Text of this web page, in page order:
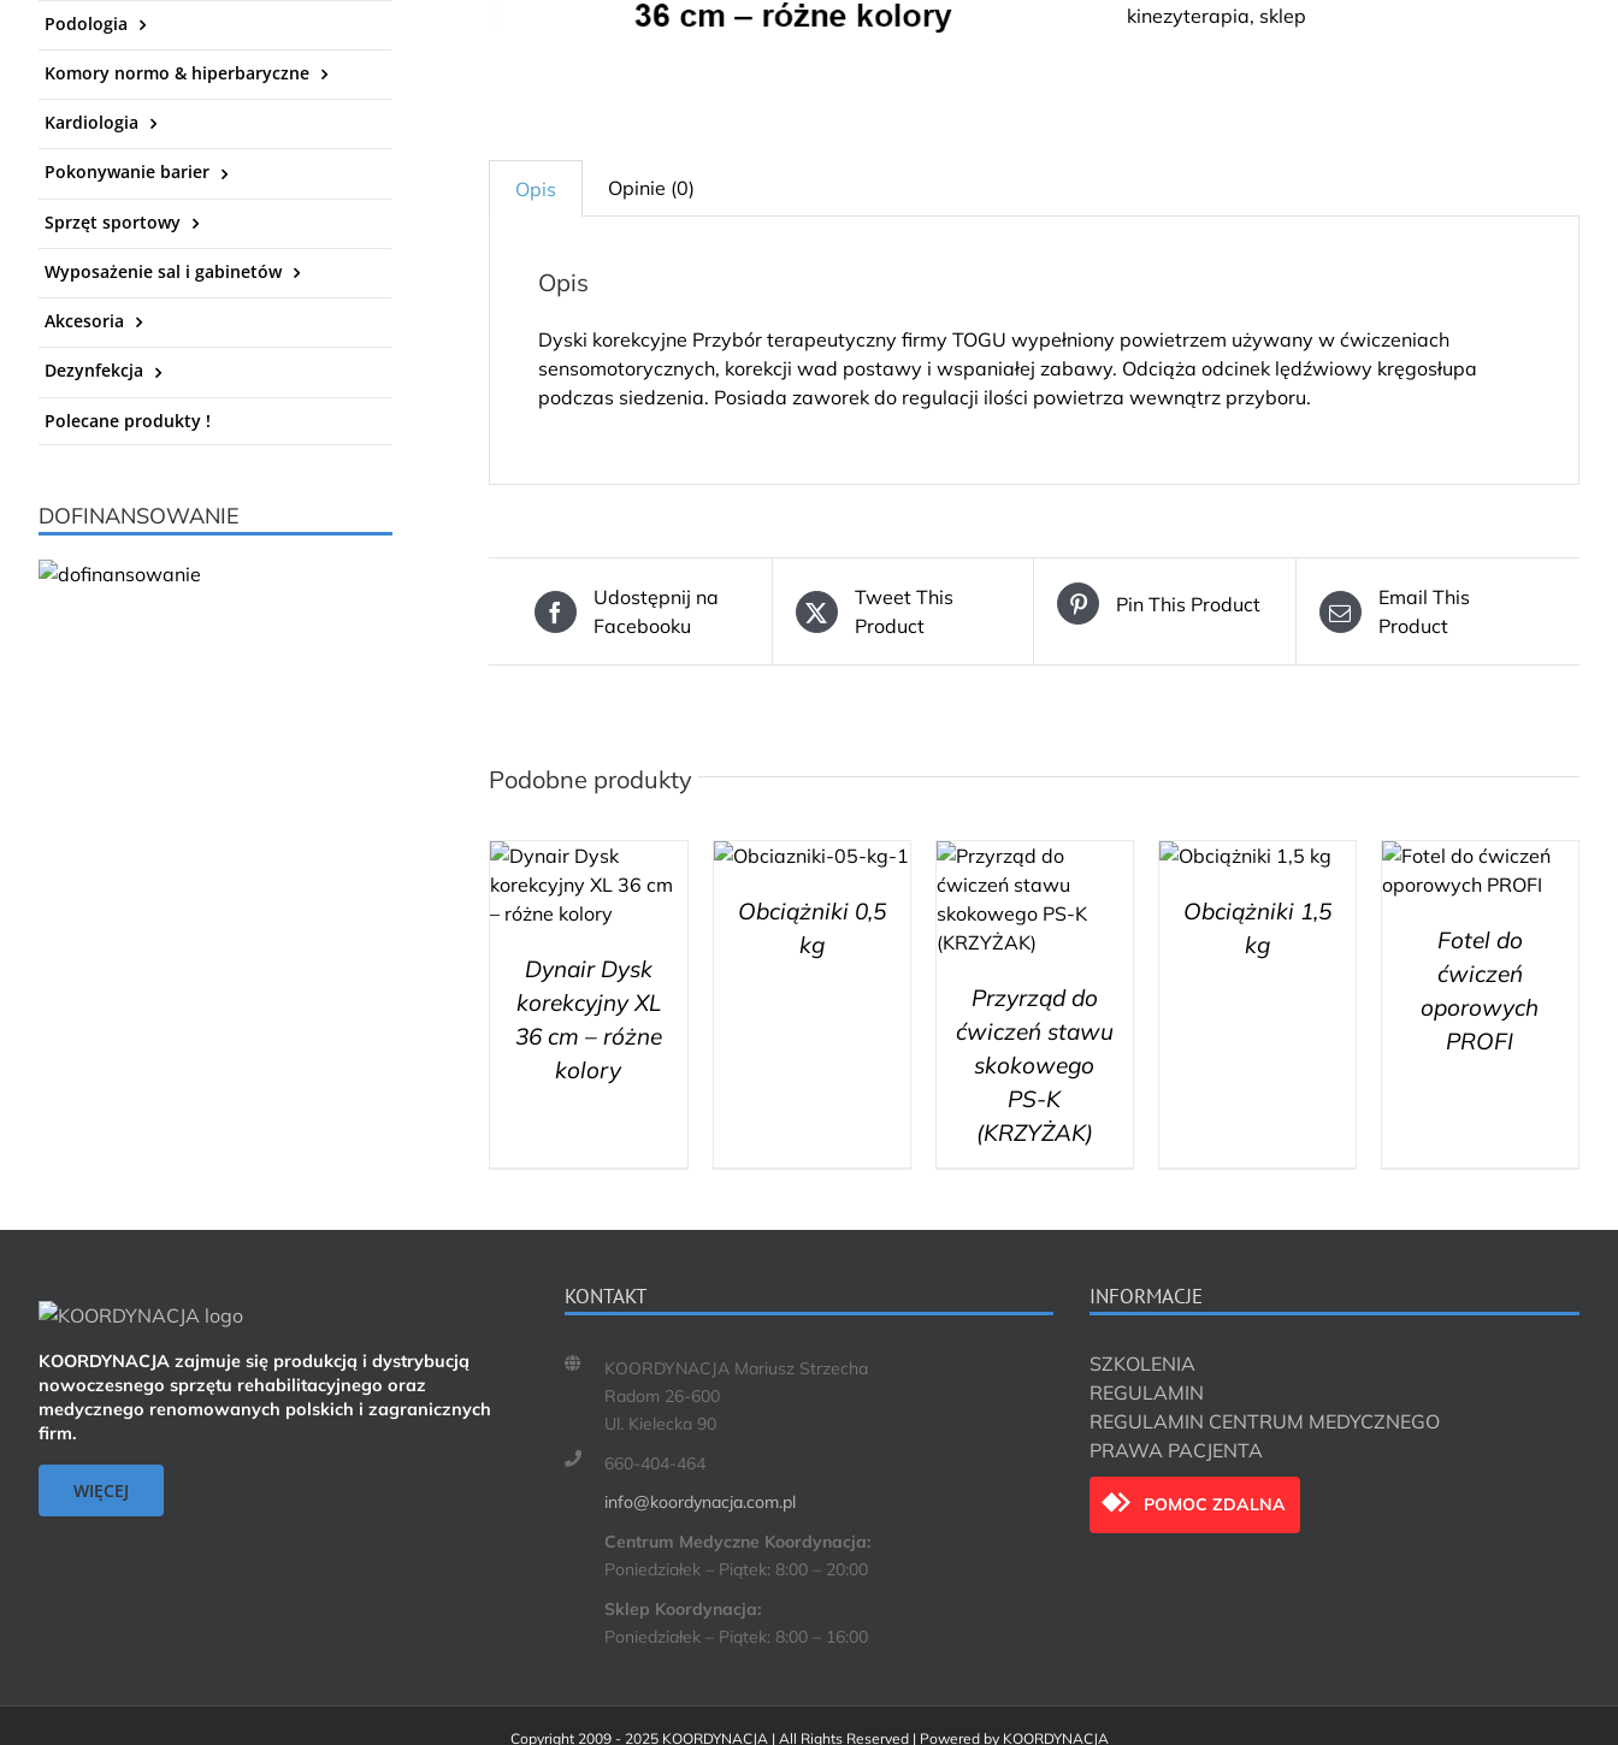
kinezyterapia, sklep
Opis Opinie (0)
Opis
Dyski korekcyjne Przybór terapeutyczny firmy TOGU wypełniony powietrzem używany w ćwiczeniach
sensomotorycznych, korekcji wad postawy i wspaniałej zabawy. Odciąża odcinek lędźwiowy kręgosłupa
podczas siedzenia. Posiada zaworek do regulacji ilości powietrza wewnątrz przyboru.
Udostępnij na
Facebooku
Tweet This
Product
Pin This Product
Email This
Product
Podobne produkty
Dynair Dysk
korekcyjny XL
36 cm – różne
kolory
Obciążniki 0,5
kg
Przyrząd do
ćwiczeń stawu
skokowego
PS-K
(KRZYŻAK)
Obciążniki 1,5
kg
Fotel do
ćwiczeń
oporowych
PROFI
Podologia
Komory normo & hiperbaryczne
Kardiologia
Pokonywanie barier
Sprzęt sportowy
Wyposażenie sal i gabinetów
Akcesoria
Dezynfekcja
Polecane produkty !
DOFINANSOWANIE
KOORDYNACJA zajmuje się produkcją i dystrybucją
nowoczesnego sprzętu rehabilitacyjnego oraz
medycznego renomowanych polskich i zagranicznych
firm.
WIĘCEJ
KONTAKT
KOORDYNACJA Mariusz Strzecha
Radom 26-600
Ul. Kielecka 90
660-404-464
info@koordynacja.com.pl
Centrum Medyczne Koordynacja:
Poniedziałek – Piątek: 8:00 – 20:00
Sklep Koordynacja:
Poniedziałek – Piątek: 8:00 – 16:00
INFORMACJE
SZKOLENIA
REGULAMIN
REGULAMIN CENTRUM MEDYCZNEGO
PRAWA PACJENTA
POMOC ZDALNA
Copyright 2009 - 2025 KOORDYNACJA | All Rights Reserved | Powered by KOORDYNACJA